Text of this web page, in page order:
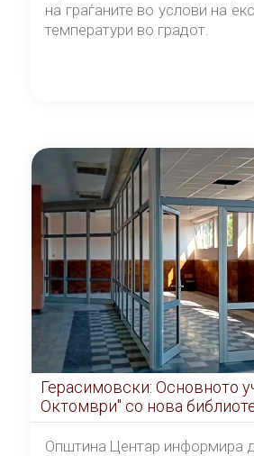
на граѓаните во услови на
температури во градот.
Герасимовски: Основното
Октомври" со нова
од септември
Општина Центар информира